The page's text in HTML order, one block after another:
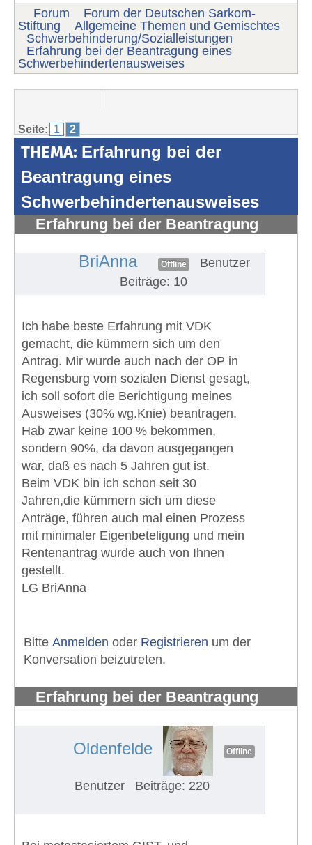
Forum
Forum der Deutschen Sarkom-
Stiftung
Allgemeine Themen und Gemischtes
Schwerbehinderung/Sozialleistungen
Erfahrung bei der Beantragung eines
Schwerbehindertenausweises
Seite: 1 2
THEMA: Erfahrung bei der
Beantragung eines
Schwerbehindertenausweises
Erfahrung bei der Beantragung
BriAnna Offline
Benutzer
Beiträge: 10
Ich habe beste Erfahrung mit VDK
gemacht, die kümmern sich um den
Antrag. Mir wurde auch nach der OP in
Regensburg vom sozialen Dienst gesagt,
ich soll sofort die Berichtigung meines
Ausweises (30% wg.Knie) beantragen.
Hab zwar keine 100 % bekommen,
sondern 90%, da davon ausgegangen
war, daß es nach 5 Jahren gut ist.
Beim VDK bin ich schon seit 30
Jahren,die kümmern sich um diese
Anträge, führen auch mal einen Prozess
mit minimaler Eigenbeteligung und mein
Rentenantrag wurde auch von Ihnen
gestellt.
LG BriAnna
Bitte Anmelden oder Registrieren um der
Konversation beizutreten.
Erfahrung bei der Beantragung
Oldenfelde Offline
Benutzer Beiträge: 220